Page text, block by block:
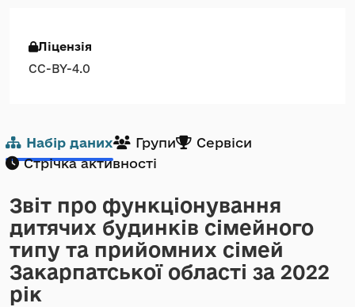
Ліцензія
CC-BY-4.0
Набір даних Групи
Сервіси
Стрічка активності
Звіт про функціонування
дитячих будинків сімейного
типу та прийомних сімей
Закарпатської області за 2022
рік